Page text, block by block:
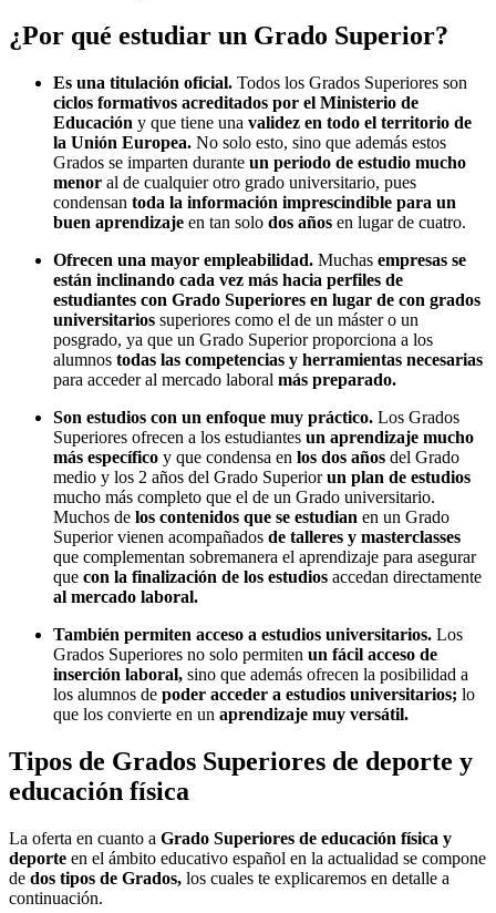
¿Por qué estudiar un Grado Superior?
Es una titulación oficial. Todos los Grados Superiores son
ciclos formativos acreditados por el Ministerio de
Educación y que tiene una validez en todo el territorio de
la Unión Europea. No solo esto, sino que además estos
Grados se imparten durante un periodo de estudio mucho
menor al de cualquier otro grado universitario, pues
condensan toda la información imprescindible para un
buen aprendizaje en tan solo dos años en lugar de cuatro.
Ofrecen una mayor empleabilidad. Muchas empresas se
están inclinando cada vez más hacia perfiles de
estudiantes con Grado Superiores en lugar de con grados
universitarios superiores como el de un máster o un
posgrado, ya que un Grado Superior proporciona a los
alumnos todas las competencias y herramientas necesarias
para acceder al mercado laboral más preparado.
Son estudios con un enfoque muy práctico. Los Grados
Superiores ofrecen a los estudiantes un aprendizaje mucho
más específico y que condensa en los dos años del Grado
medio y los 2 años del Grado Superiorun plan de estudios
mucho más completo que el de un Grado universitario.
Muchos de los contenidos que se estudian en un Grado
Superior vienen acompañados de talleres y masterclasses
que complementan sobremanera el aprendizaje para asegurar
que con la finalización de los estudios accedan directamente
al mercado laboral.
También permiten acceso a estudios universitarios. Los
Grados Superiores no solo permiten un fácil acceso de
inserción laboral, sino que además ofrecen la posibilidad a
los alumnos de poder acceder a estudios universitarios; lo
que los convierte en un aprendizaje muy versátil.
Tipos de Grados Superiores de deporte y
educación física
La oferta en cuanto a Grado Superiores de educación física y
deporte en el ámbito educativo español en la actualidad se compone
de dos tipos de Grados, los cuales te explicaremos en detalle a
continuación.